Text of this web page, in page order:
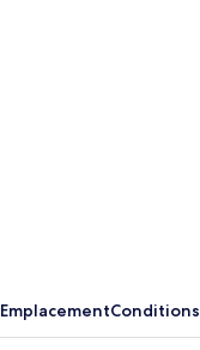
EmplacementConditions